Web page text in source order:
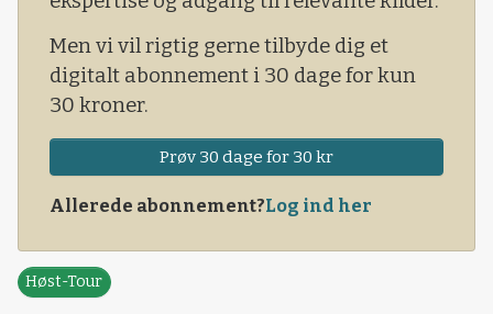
Men vi vil rigtig gerne tilbyde dig et
digitalt abonnement i 30 dage for kun
30 kroner.
Prøv 30 dage for 30 kr
Allerede abonnement?Log ind her
Høst-Tour